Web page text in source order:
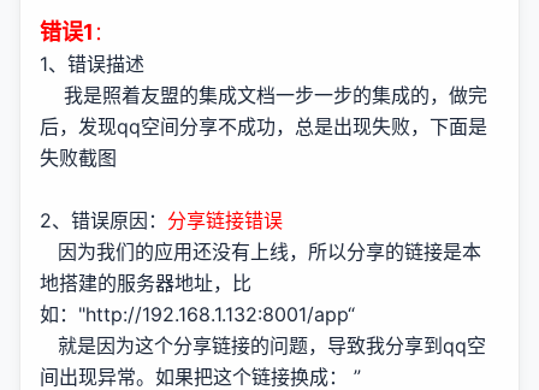
错误1 ：
1、错误描述
我是照着友盟的集成文档一步一步的集成的，做完
后，发现qq空间分享不成功，总是出现失败，下面是
失败截图
2、错误原因： 分享链接错误
因为我们的应用还没有上线，所以分享的链接是本
地搭建的服务器地址，比
如："http://192.168.1.132:8001/app“
就是因为这个分享链接的问题，导致我分享到qq空
间出现异常。如果把这个链接换成： ”